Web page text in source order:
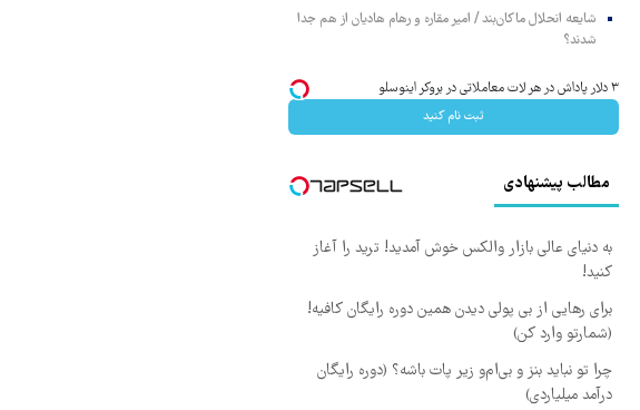
شایعه انحلال ماکان‌بند / امیر مقاره و رهام هادیان از هم جدا
شدند؟
۳ دلار پاداش در هر لات معاملاتی در بروکر اینوسلو
ثبت نام کنید
مطالب پیشنهادی
به دنیای عالی بازار والکس خوش آمدید! ترید را آغاز
کنید!
برای رهایی از بی پولی دیدن همین دوره رایگان کافیه!
(شمارتو وارد کن)
چرا تو نباید بنز و بی‌ام‌و زیر پات باشه؟ (دوره رایگان
درآمد میلیاردی)